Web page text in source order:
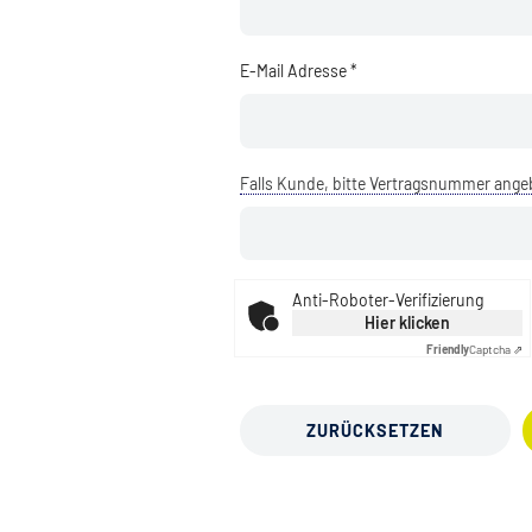
E-Mail Adresse *
Falls Kunde, bitte Vertragsnummer
Anti-Roboter-Verifizierung
Hier klicken
FriendlyCaptcha ⇗
ZURÜCKSETZEN